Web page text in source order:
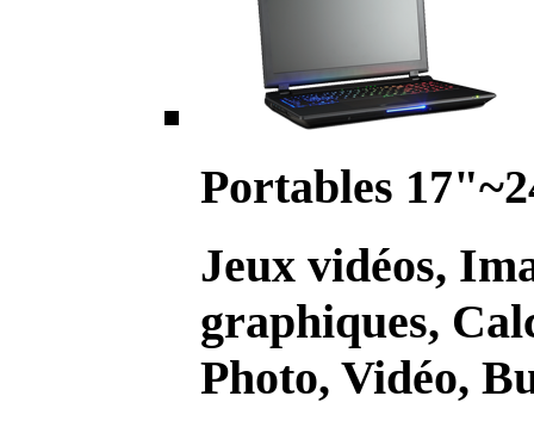
Portables
Jeux vidéos,
graphiques,
Photo, Vidéo,